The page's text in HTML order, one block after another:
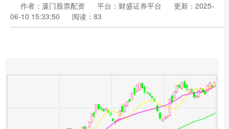
作者：厦门股票配资 平台：财盛证券平台
更新：2025-
06-10 15:33:50
阅读：83